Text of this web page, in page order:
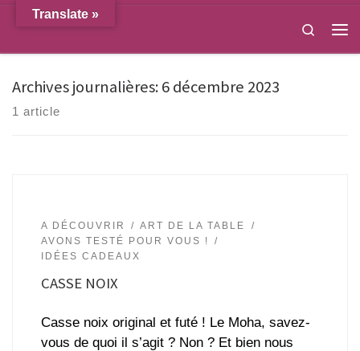
Passer au contenu
Search
Archives journalières:6 décembre 2023
1 article
A DÉCOUVRIR
ART DE LA TABLE
AVONS TESTÉ POUR VOUS !
IDÉES CADEAUX
CASSE NOIX
Casse noix original et futé ! Le Moha, savez-
vous de quoi il s’agit ? Non ? Et bien nous
Translate »